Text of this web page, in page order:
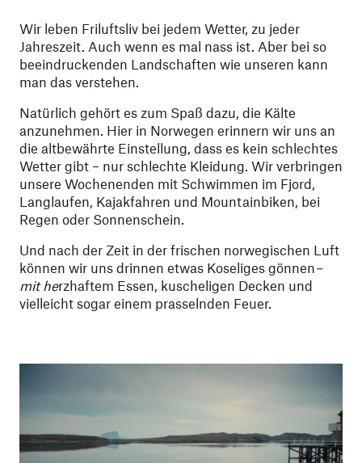
Wir leben Friluftsliv bei jedem Wetter, zu jeder
Jahreszeit. Auch wenn es mal nass ist. Aber bei so
beeindruckenden Landschaften wie unseren kann
man das verstehen.
Natürlich gehört es zum Spaß dazu, die Kälte
anzunehmen. Hier in Norwegen erinnern wir uns an
die altbewährte Einstellung, dass es kein schlechtes
Wetter gibt – nur schlechte Kleidung. Wir verbringen
unsere Wochenenden mit Schwimmen im Fjord,
Langlaufen, Kajakfahren und Mountainbiken, bei
Regen oder Sonnenschein.
Und nach der Zeit in der frischen norwegischen Luft
können wir uns drinnen etwas Koseliges gönnen–
mit herzhaftem Essen, kuscheligen Decken und
vielleicht sogar einem prasselnden Feuer.